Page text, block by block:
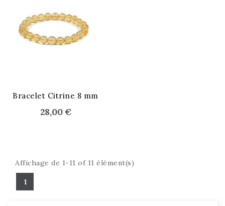
Bracelet Citrine 8 mm
28,00 €
Affichage de 1-11 of 11 élément(s)
1